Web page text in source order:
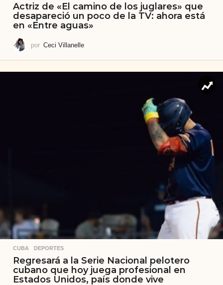
Actriz de «El camino de los juglares» que
desapareció un poco de la TV: ahora está
en «Entre aguas»
por Ceci Villanelle
CUBA ,DEPORTES
Regresará a la Serie Nacional pelotero
cubano que hoy juega profesional en
Estados Unidos, país donde vive